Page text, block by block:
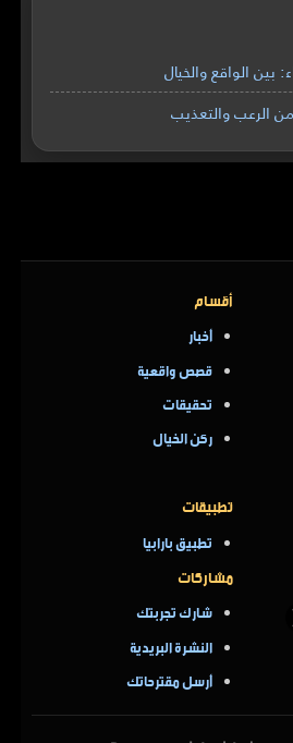
بين الواقع والخيال
من الرعب والتعذيب
أقسام
أخبار
قصص واقعية
تحقيقات
ركن الخيال
تطبيقات
تطبيق بارابيا
مشاركات
شارك تجربتك
النشرة البريدية
أرسل مقترحاتك